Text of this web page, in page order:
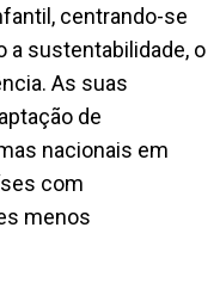
centrando-se
sustentabilidade, o
As suas
de
nacionais em
com
menos